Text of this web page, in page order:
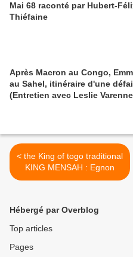
Mai 68 raconté par Hubert-
Thiéfaine
Après Macron au Congo,
au Sahel, itinéraire d'une
(Entretien avec Leslie
< the King of togo traditional
KING MENSAH : Egnon
Hébergé par Overblog
Top articles
Pages